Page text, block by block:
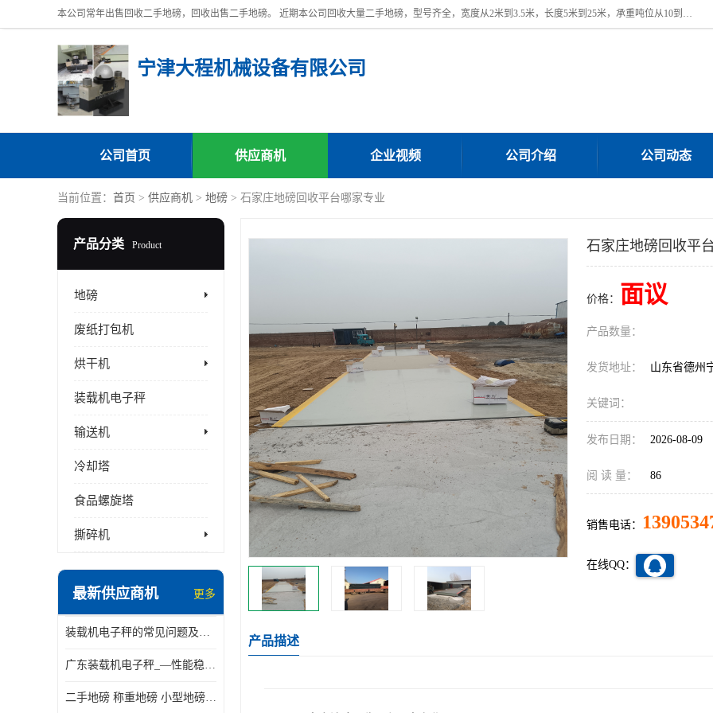
本公司常年出售回收二手地磅，回收出售二手地磅。 近期本公司回收大量二手地磅，型号齐全，宽度从2米到3.5米，长度5米到25米，承重吨位从10到200吨，成色7—9成新。 ? 使用年限6个月至2年，产品来源于个人闲置品，工矿企业停用品，因小换大而来。 精准度和新的一样， 二手地磅是内行人的选择，打个电话就省钱朋友您好等什么
宁津大程机械设备有限公司
公司首页 供应商机 企业视频 公司介绍 公司动态
当前位置： 首页 > 供应商机 > 地磅 > 石家庄地磅回收平台哪家专业
产品分类 Product
地磅
废纸打包机
烘干机
装载机电子秤
输送机
冷却塔
食品螺旋塔
撕碎机
最新供应商机 更多
装载机电子秤的常见问题及解决方法介绍
广东装载机电子秤_—性能稳定—操作简单—品质可靠
二手地磅 称重地磅 小型地磅 一百吨地磅
石家庄地磅回收平
价格： 面议
产品数量：
发货地址： 山东省德州
关键词：
发布日期： 2026-08-09
阅 读 量： 86
销售电话：
在线QQ：
产品描述